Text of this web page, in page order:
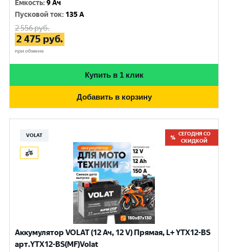
Емкость:9 Ач
Пусковой ток: 135 A
2 556руб.
2 475 руб.
при обмене
Купить в 1 клик
Добавить в корзину
VOLAT
СЕГОДНЯ СО
СКИДКОЙ
Аккумулятор VOLAT (12 Ач, 12 V) Прямая, L+ YTX12-BS
арт.YTX12-BS(MF)Volat